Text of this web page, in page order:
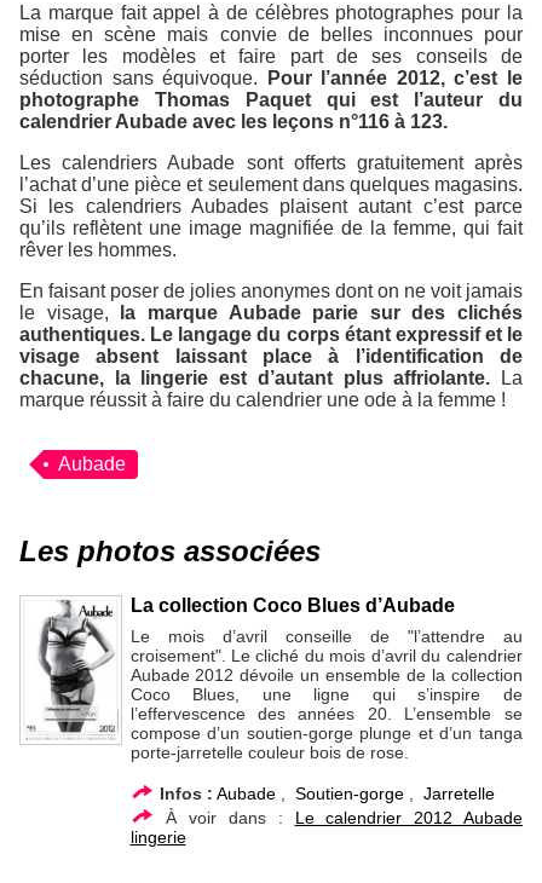
La marque fait appel à de célèbres photographes pour la
mise en scène mais convie de belles inconnues pour
porter les modèles et faire part de ses conseils de
séduction sans équivoque.
Pour l’année 2012, c’est le
photographe Thomas Paquet qui est l’auteur du
calendrier Aubade avec les leçons n°116 à 123.
Les calendriers Aubade sont offerts gratuitement après
l’achat d’une pièce et seulement dans quelques magasins.
Si les calendriers Aubades plaisent autant c’est parce
qu’ils reflètent une image magnifiée de la femme, qui fait
rêver les hommes.
En faisant poser de jolies anonymes dont on ne voit jamais
le visage, la marque Aubade parie sur des clichés
authentiques. Le langage du corps étant expressif et le
visage absent laissant place à l’identification de
chacune, la lingerie est d’autant plus affriolante. La
marque réussit à faire du calendrier une ode à la femme !
Aubade
Les photos associées
La collection Coco Blues d’Aubade
Le mois d’avril conseille de "l’attendre au
croisement". Le cliché du mois d’avril du calendrier
Aubade 2012 dévoile un ensemble de la collection
Coco Blues, une ligne qui s’inspire de
l’effervescence des années 20. L’ensemble se
compose d’un soutien-gorge plunge et d’un tanga
porte-jarretelle couleur bois de rose.
Infos : Aubade, Soutien-gorge, Jarretelle
À voir dans : Le calendrier 2012 Aubade
lingerie